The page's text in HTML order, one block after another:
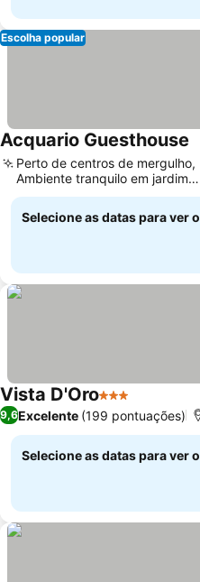
Escolha popular
Acquario Guesthouse
Perto de centros de mergulho,
Ambiente tranquilo em jardim
tropical
Selecione as datas para ver
Vista D'Oro3 Estrelas
9,6Excelente (199 pontuações)
Selecione as datas para ver